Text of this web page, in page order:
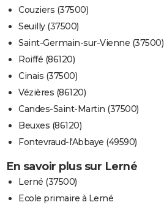
Couziers (37500)
Seuilly (37500)
Saint-Germain-sur-Vienne (37500)
Roiffé (86120)
Cinais (37500)
Vézières (86120)
Candes-Saint-Martin (37500)
Beuxes (86120)
Fontevraud-l'Abbaye (49590)
En savoir plus sur Lerné
Lerné (37500)
Ecole primaire à Lerné